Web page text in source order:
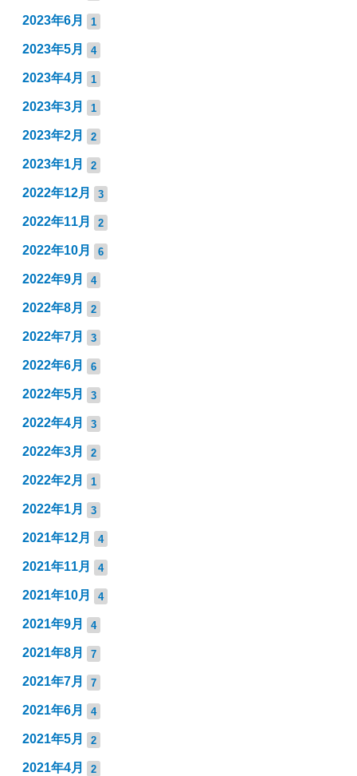
2023年6月 1
2023年5月 4
2023年4月 1
2023年3月 1
2023年2月 2
2023年1月 2
2022年12月 3
2022年11月 2
2022年10月 6
2022年9月 4
2022年8月 2
2022年7月 3
2022年6月 6
2022年5月 3
2022年4月 3
2022年3月 2
2022年2月 1
2022年1月 3
2021年12月 4
2021年11月 4
2021年10月 4
2021年9月 4
2021年8月 7
2021年7月 7
2021年6月 4
2021年5月 2
2021年4月 2